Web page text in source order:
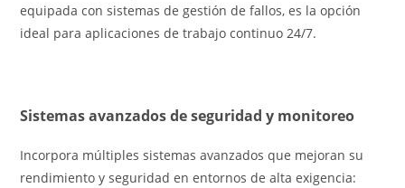
equipada con sistemas de gestión de fallos, es la opción
ideal para aplicaciones de trabajo continuo 24/7.
Sistemas avanzados de seguridad y monitoreo
Incorpora múltiples sistemas avanzados que mejoran su
rendimiento y seguridad en entornos de alta exigencia: